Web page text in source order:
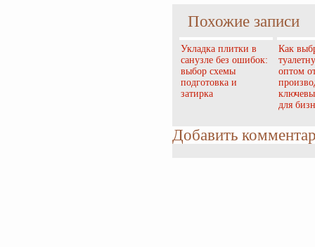
Похожие записи
Укладка плитки в
санузле без ошибок:
выбор схемы
подготовка и
затирка
Как
оптом
для
Добавить